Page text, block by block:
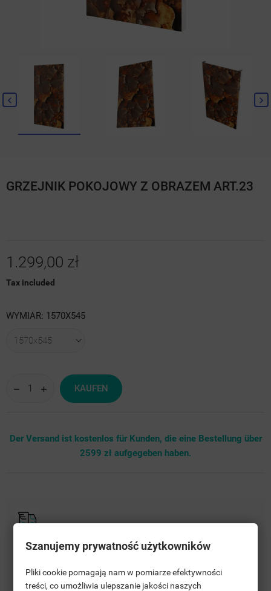
GRZEJNIK POKOJOWY Z OBRAZEM ART.23
1.299,00 zł
Tax included
WYMIAR: 1570X545
KAUFEN
Der Versand ist kostenlos für Kunden, die eine Bestellung über
2599 zł aufgegeben haben.
Szanujemy prywatność użytkowników
Pliki cookie pomagają nam w pomiarze efektywności
treści, co umożliwia ulepszanie jakości naszych